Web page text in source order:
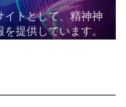
イトとして、精神神
提供しています。